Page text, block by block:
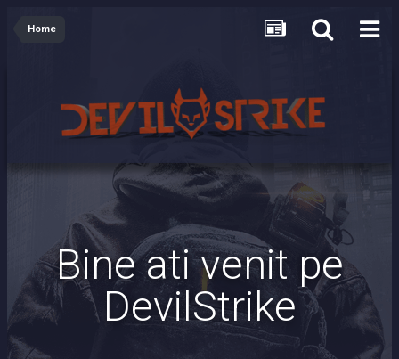
Home
Bine ati venit pe
DevilStrike